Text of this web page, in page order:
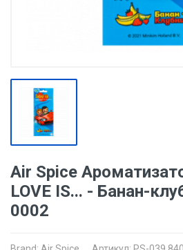
Air Spice
LOVE IS... - Банан-
0002